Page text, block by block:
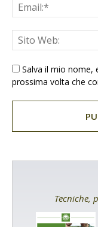
Salva il mio nome,
prossima volta che
Tecniche,